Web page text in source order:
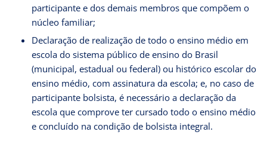
participante e dos demais membros que compõem o
núcleo familiar;
Declaração de realização de todo o ensino médio em
escola do sistema público de ensino do Brasil
(municipal, estadual ou federal) ou histórico escolar do
ensino médio, com assinatura da escola; e, no caso de
participante bolsista, é necessário a declaração da
escola que comprove ter cursado todo o ensino médio
e concluído na condição de bolsista integral.